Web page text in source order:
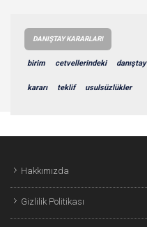
DANIŞTAY KARARLARI
birim cetvellerindeki danıştay
kararı teklif usulsüzlükler
Hakkımızda
Gizlilik Politikası